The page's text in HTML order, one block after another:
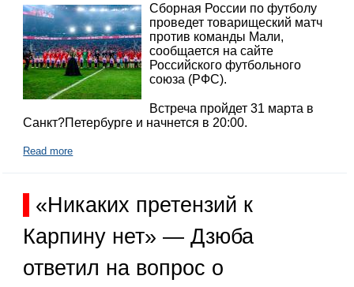
Сборная России по футболу
проведет товарищеский матч
против команды Мали,
сообщается на сайте
Российского футбольного
союза (РФС).
Встреча пройдет 31 марта в
Санкт?Петербурге и начнется в 20:00.
Read more
«Никаких претензий к
Карпину нет» — Дзюба
ответил на вопрос о